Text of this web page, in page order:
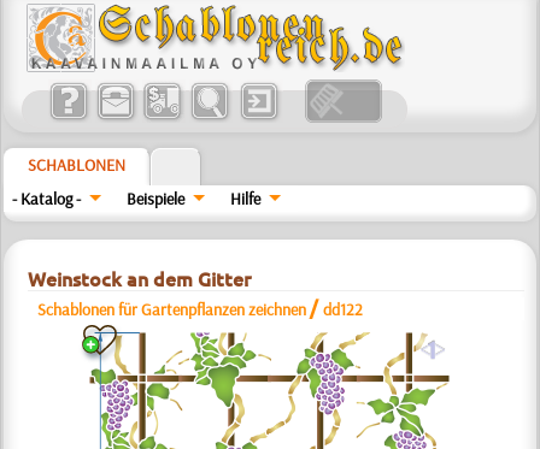
SCHABLONEN
- Katalog -
Beispiele Hilfe
Weinstock an dem Gitter
Schablonen für Gartenpflanzen zeichnen /dd122
a